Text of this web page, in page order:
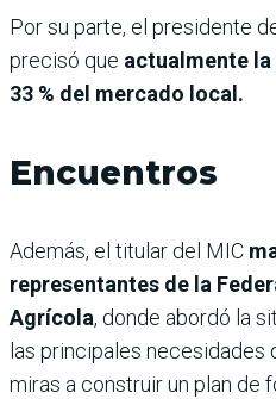
Por su parte, el presidente
precisó que actualmente
33 % del mercado local.
Encuentros
Además, el titular del MIC
representantes de la
Agrícola, donde abordó la
las principales
miras a construir un plan